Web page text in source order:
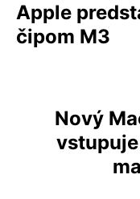
Apple
čipom M3
Nový